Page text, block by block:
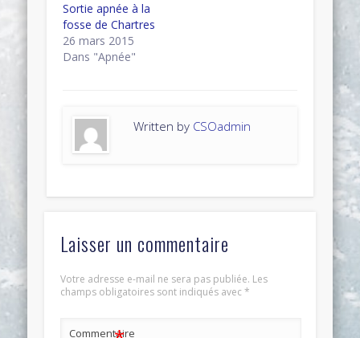
Sortie apnée à la
fosse de Chartres
26 mars 2015
Dans "Apnée"
Written by CSOadmin
Laisser un commentaire
Votre adresse e-mail ne sera pas publiée. Les
champs obligatoires sont indiqués avec*
Commentaire